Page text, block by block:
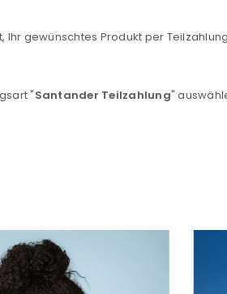
durch WP Captcha
bleiben
gewünschtes Produkt per
"Santander Teilzahlung"